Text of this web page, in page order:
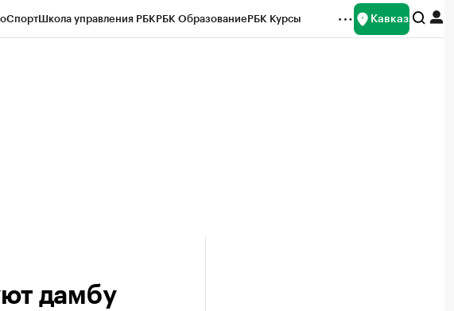
СпортШкола управления РБКРБК ОбразованиеРБК Курсы Кавказ
дамбу